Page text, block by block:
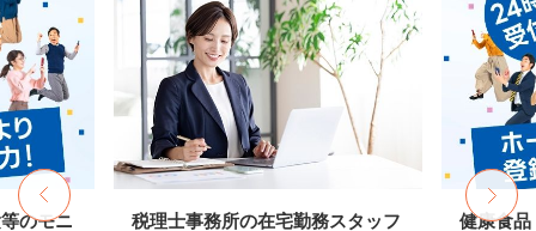
のモニ 税理士事務所の在宅勤務スタッフ
健康食品